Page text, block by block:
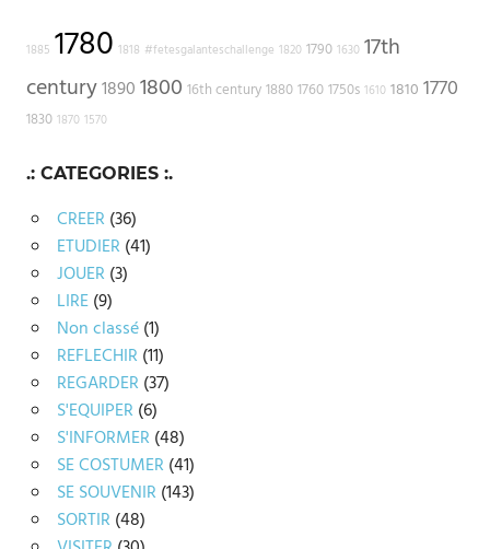
1885 1780 1818 #fetesgalanteschallenge 1820 1790 1630 17th
century18901800 16th century 1880 1760 1750s 1610 1810 1770
1830 1870 1570
.: CATEGORIES :.
CREER (36)
ETUDIER (41)
JOUER (3)
LIRE(9)
Non classé(1)
REFLECHIR (11)
REGARDER (37)
S'EQUIPER (6)
S'INFORMER (48)
SE COSTUMER (41)
SE SOUVENIR (143)
SORTIR (48)